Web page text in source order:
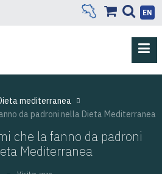
EN
mediterranea
da padroni nella Dieta Mediterranea
che la fanno da padroni
Mediterranea